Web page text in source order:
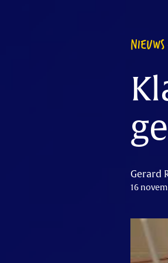
NIEUWS
Gerard
16